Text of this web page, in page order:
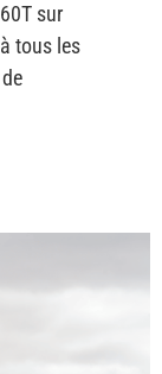
sur
tous les